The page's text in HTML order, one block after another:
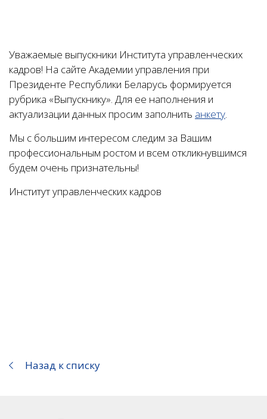
Уважаемые выпускники Института управленческих
кадров! На сайте Академии управления при
Президенте Республики Беларусь формируется
рубрика «Выпускнику». Для ее наполнения и
актуализации данных просим заполнить анкету.
Мы с большим интересом следим за Вашим
профессиональным ростом и всем откликнувшимся
будем очень признательны!
Институт управленческих кадров
Назад к списку